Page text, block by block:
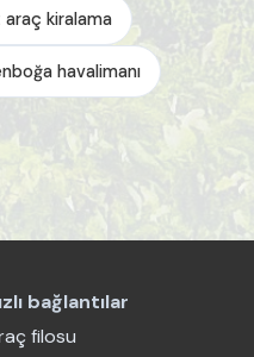
araç kiralama
havalimanı
bağlantılar
filosu